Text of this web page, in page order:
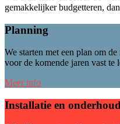
gemakkelijker budgetteren,
Planning
We starten met een plan om
voor de komende jaren vast te
Meer info
Installatie en onderhoud